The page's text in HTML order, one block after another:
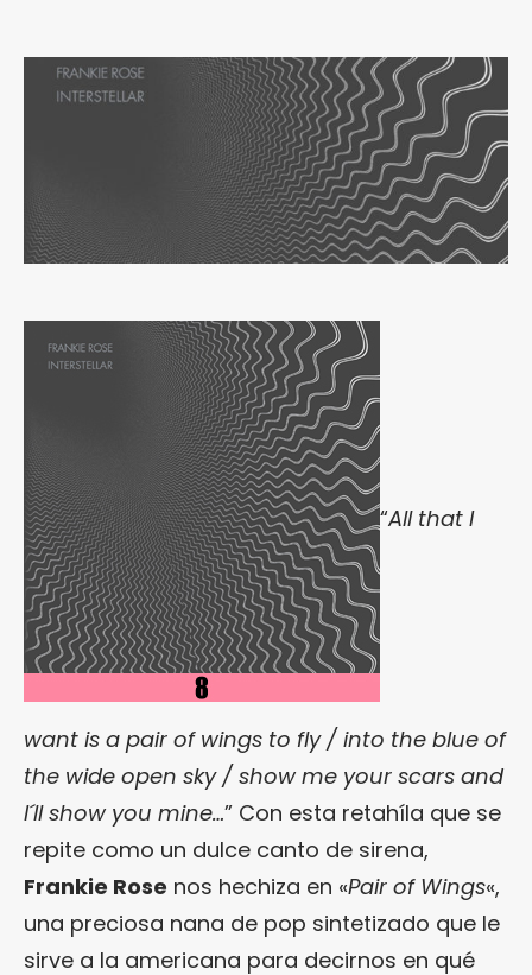
“All that I
want is a pair of wings to fly / into the blue of
the wide open sky / show me your scars and
I´ll show you mine…” Con esta retahíla que se
repite como un dulce canto de sirena,
Frankie Rose nos hechiza en «Pair of Wings«,
una preciosa nana de pop sintetizado que le
sirve a la americana para decirnos en qué